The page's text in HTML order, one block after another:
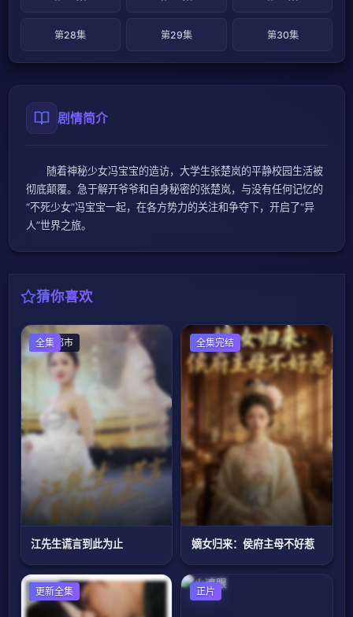
第28集 第29集 第30集
剧情简介
随着神秘少女冯宝宝的造访，大学生张楚岚的平静校园生活被
彻底颠覆。急于解开爷爷和自身秘密的张楚岚，与没有任何记忆的
“不死少女”冯宝宝一起，在各方势力的关注和争夺下，开启了“异
人”世界之旅。
猜你喜欢
现代都市
全集
江先生谎言到此为止
古装仙侠
全集完结
嫡女归来：侯府主母不好惹
女频恋爱
更新全集 正片